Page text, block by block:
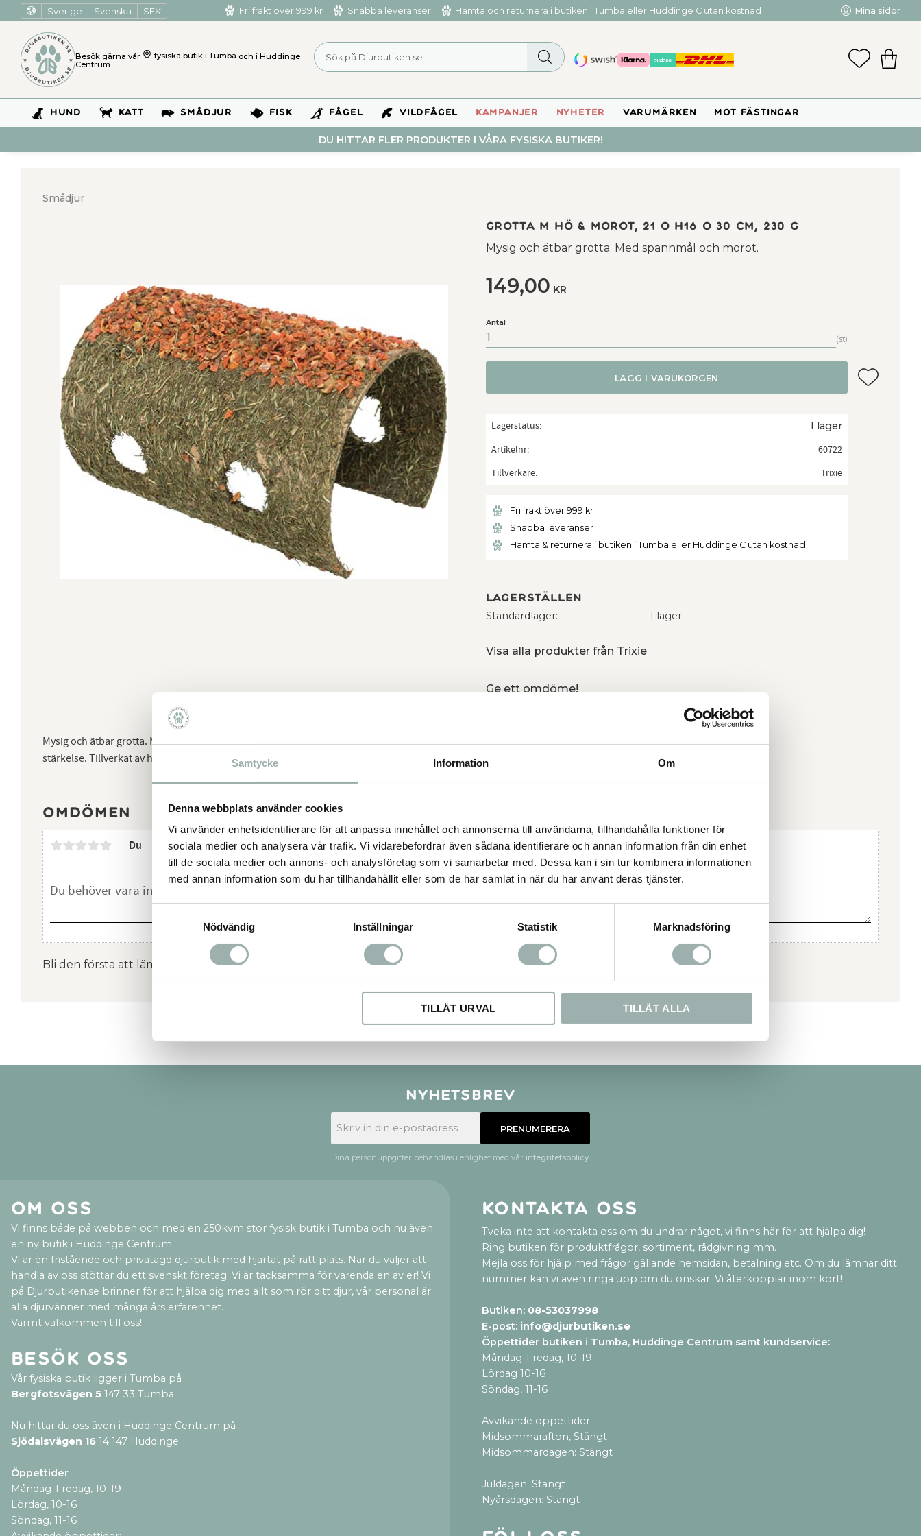
Samtycke Information Om
Denna webbplats använder cookies
Vi använder enhetsidentifierare för att anpassa innehållet och annonserna till användarna, tillhandahålla funktioner för
sociala medier och analysera vår trafik. Vi vidarebefordrar även sådana identifierare och annan information från din enhet
till de sociala medier och annons- och analysföretag som vi samarbetar med. Dessa kan i sin tur kombinera informationen
med annan information som du har tillhandahållit eller som de har samlat in när du har använt deras tjänster.
Nödvändig
Inställningar Statistik Marknadsföring
TILLÅT URVAL TILLÅT ALLA
Sverige Svenska SEK Fri frakt över 999 kr Snabba leveranser Hämta och returnera i butiken i Tumba eller Huddinge C utan kostnad Mina sidor
Besök gärna vår fysiska butik i Tumba och i Huddinge
Centrum
HUND KATT SMÅDJUR FISK FÅGEL VILDFÅGEL KAMPANJER NYHETER VARUMÄRKEN MOT FÄSTINGAR
DU HITTAR FLER PRODUKTER I VÅRA FYSISKA BUTIKER!
Smådjur
Grotta m hö & morot, 21 o h16 o 30 cm, 230 g
Mysig och ätbar grotta. Med spannmål och morot.
149,00 KR
Antal
st
LÄGG I VARUKORGEN Lägg till i
Lagerstatus I lager
Artikelnr
60722
Tillverkare
Trixie
Fri frakt över 999 kr
Snabba leveranser
Hämta & returnera i butiken i Tumba eller Huddinge C utan kostnad
Lagerställen
Standardlager I lager
Visa alla produkter från Trixie
Ge ett omdöme!
Mysig och ätbar grotta. Med spannmål och morot.Stommen är gjord av naturfibrer och
stärkelse. Tillverkat av helt naturligt material.
Omdömen
Du
Bli den första att lämna ett omdöme.
Nyhetsbrev
PRENUMERERA
Dina personuppgifter behandlas i enlighet med vår integritetspolicy.
Om oss
Vi finns både på webben och med en 250kvm stor fysisk butik i Tumba och nu även
en ny butik i Huddinge Centrum.
Vi är en fristående och privatägd djurbutik med hjärtat på rätt plats. När du väljer att
handla av oss stöttar du ett svenskt företag. Vi är tacksamma för varenda en av er! Vi
på Djurbutiken.se brinner för att hjälpa dig med allt som rör ditt djur, vår personal är
alla djurvänner med många års erfarenhet.
Varmt välkommen till oss!
Besök oss
Vår fysiska butik ligger i Tumba på
Bergfotsvägen 5 147 33 Tumba
Nu hittar du oss även i Huddinge Centrum på
Sjödalsvägen 16 14 147 Huddinge
Öppettider
Måndag-Fredag, 10-19
Lördag, 10-16
Söndag, 11-16
Kontakta oss
Tveka inte att kontakta oss om du undrar något, vi finns här för att hjälpa dig!
Ring butiken för produktfrågor, sortiment, rådgivning mm.
Mejla oss för hjälp med frågor gällande hemsidan, betalning etc. Om du lämnar ditt
nummer kan vi även ringa upp om du önskar. Vi återkopplar inom kort!
Butiken: 08-53037998
E-post: info@djurbutiken.se
Öppettider butiken i Tumba, Huddinge Centrum samt kundservice:
Måndag-Fredag, 10-19
Lördag 10-16
Söndag, 11-16
Avvikande öppettider:
Midsommarafton, Stängt
Midsommardagen: Stängt
Juldagen: Stängt
Nyårsdagen: Stängt